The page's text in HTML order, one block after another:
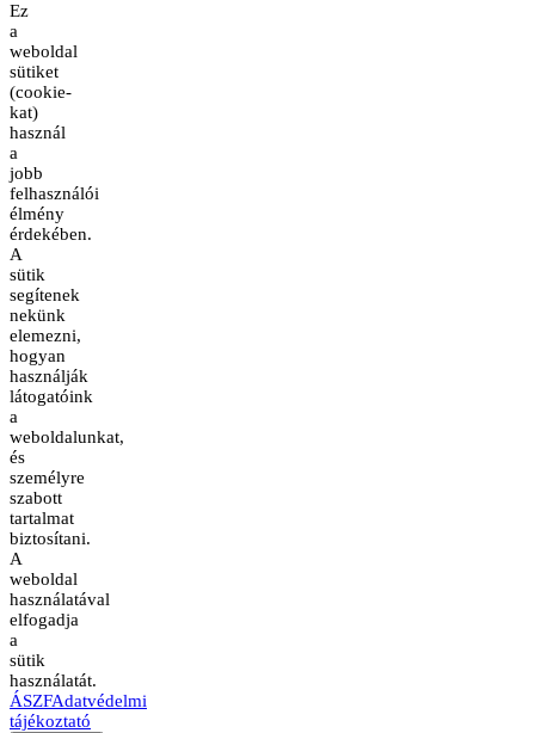
Ez
a
weboldal
sütiket
(cookie-
kat)
használ
a
jobb
felhasználói
élmény
érdekében.
A
sütik
segítenek
nekünk
elemezni,
hogyan
használják
látogatóink
a
weboldalunkat,
és
személyre
szabott
tartalmat
biztosítani.
A
weboldal
használatával
elfogadja
a
sütik
használatát.
ÁSZFAdatvédelmi
tájékoztató